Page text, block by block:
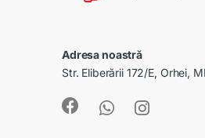
Adresa noastră
Str. Eliberării 172/E, Orhei,